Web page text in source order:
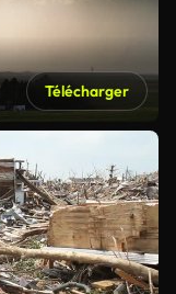
Télécharger